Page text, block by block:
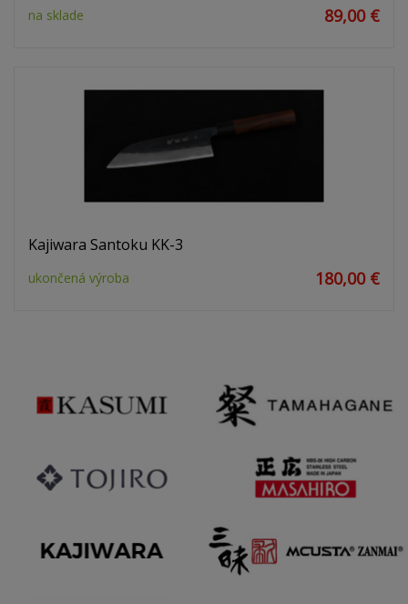
na sklade 89,00 €
Kajiwara Santoku KK-3
ukončená výroba 180,00 €